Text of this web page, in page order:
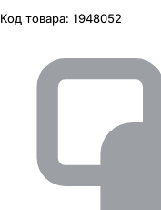
Код товара: 1948052